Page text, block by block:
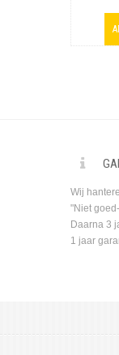
Wij
"Niet
Daarna 3
1 jaar